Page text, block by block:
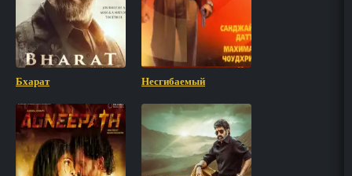
Бхарат Несгибаемый